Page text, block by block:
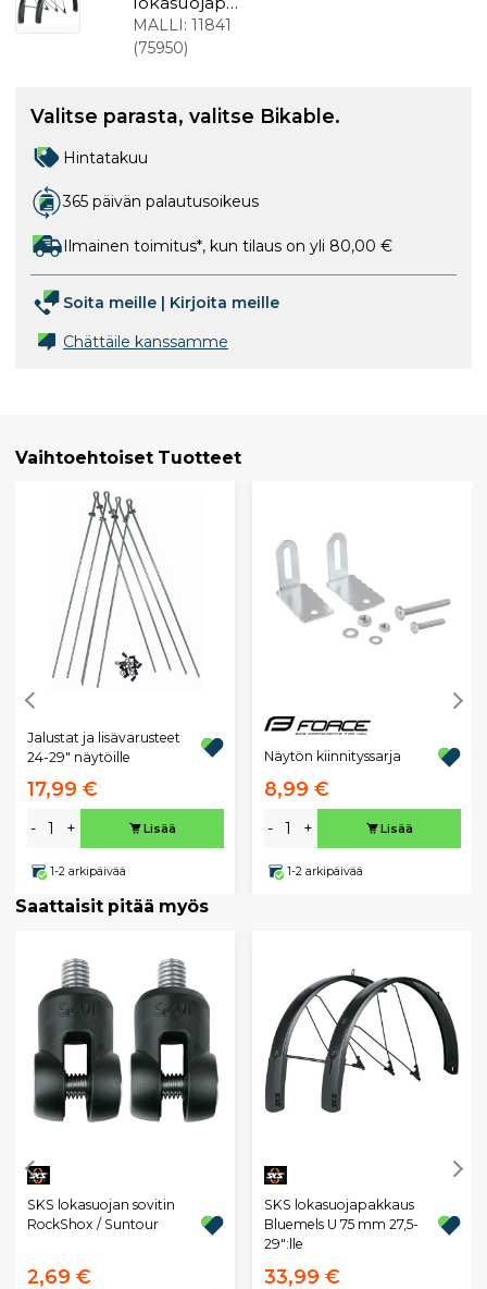
kkaus
Bluemels U
MALLI: 11841
(75950)
Valitse parasta, valitse Bikable.
Hintatakuu
365 päivän palautusoikeus
Ilmainen toimitus*, kun tilaus on yli 80,00 €
Soita meille | Kirjoita meille
Chättäile kanssamme
Vaihtoehtoiset Tuotteet
Jalustat ja lisävarusteet
24-29" näytöille
17,99 €
- + Lisää
1-2 arkipäivää
Näytön kiinnityssarja
8,99 €
- + Lisää
1-2 arkipäivää
Saattaisit pitää myös
SKS lokasuojan sovitin
RockShox / Suntour
2,69 €
SKS lokasuojapakkaus
Bluemels U 75 mm 27,5-
29":lle
33,99 €